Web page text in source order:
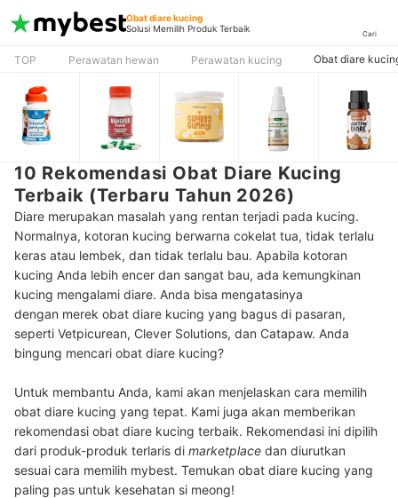
Obat diare kucing
Solusi Memilih Produk Terbaik
Cari
TOP Perawatan hewan Perawatan kucing Obat diare
10 Rekomendasi Obat Diare Kucing
Terbaik (Terbaru Tahun 2026)
Diare merupakan masalah yang rentan terjadi pada kucing.
Normalnya, kotoran kucing berwarna cokelat tua, tidak terlalu
keras atau lembek, dan tidak terlalu bau. Apabila kotoran
kucing Anda lebih encer dan sangat bau, ada kemungkinan
kucing mengalami diare. Anda bisa mengatasinya
dengan merek obat diare kucing yang bagus di pasaran,
seperti Vetpicurean, Clever Solutions, dan Catapaw. Anda
bingung mencari obat diare kucing?
Untuk membantu Anda, kami akan menjelaskan cara memilih
obat diare kucing yang tepat. Kami juga akan memberikan
rekomendasi obat diare kucing terbaik. Rekomendasi ini dipilih
dari produk-produk terlaris di marketplace dan diurutkan
sesuai cara memilih mybest. Temukan obat diare kucing yang
paling pas untuk kesehatan si meong!